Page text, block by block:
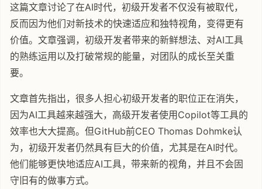
这篇文章讨论了在AI时代，初级开发者不仅没有被取代，
反而因为他们对新技术的快速适应和独特视角，变得更有
价值。文章强调，初级开发者带来的新鲜想法、对AI工具
的熟练运用以及打破常规的能量，对团队的成长至关重
要。
文章首先指出，很多人担心初级开发者的职位正在消失，
因为AI工具越来越强大，高级开发者使用Copilot等工具的
效率也大大提高。但GitHub前CEO Thomas Dohmke认
为，初级开发者仍然具有巨大的价值，尤其是在AI时代。
他们能够更快地适应AI工具，带来新的视角，并且不会固
守旧有的做事方式。